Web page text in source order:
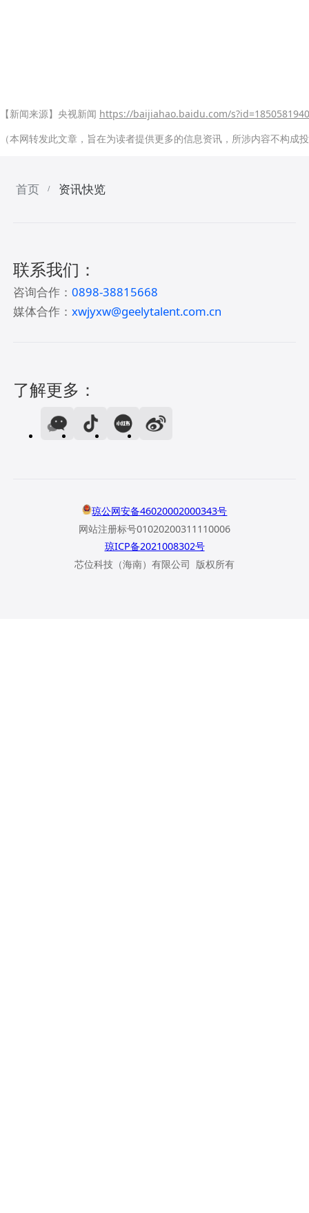
【新闻来源】央视新闻 https://baijiahao.baidu.com/
（本网转发此文章，旨在为读者提供更多的信息资讯，所涉内容不构
首页 / 资讯快览
联系我们：
咨询合作：0898-38815668
媒体合作：xwjyxw@geelytalent.com.cn
了解更多：
琼公网安备46020002000343号
网站注册标号01020200311110006
琼ICP备2021008302号
芯位科技（海南）有限公司 版权所有